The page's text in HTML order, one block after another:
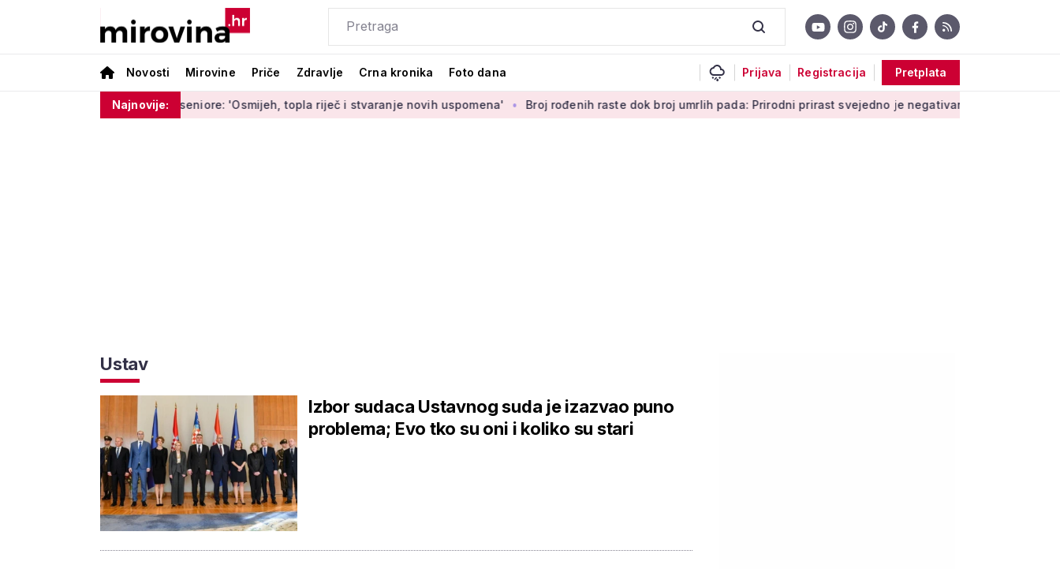
Novosti Mirovine Priče Zdravlje Crna kronika Foto dana Prijava Registracija Pretplata
Najnovije:
projekt za aktivne seniore: 'Osmijeh, topla riječ i stvaranje novih uspomena' Broj rođenih raste dok broj umrlih pada: Prirodni prirast svejedno je negativan Moguće povećanje
Ustav
Izbor sudaca Ustavnog suda je izazvao puno
problema; Evo tko su oni i koliko su stari